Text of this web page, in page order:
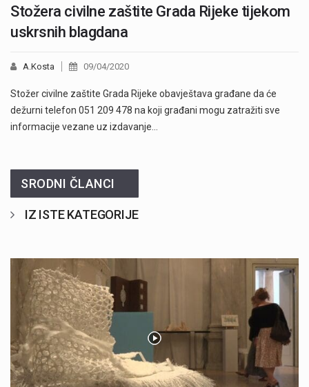
Stožera civilne zaštite Grada Rijeke tijekom
uskrsnih blagdana
A.Kosta 09/04/2020
Stožer civilne zaštite Grada Rijeke obavještava građane da će
dežurni telefon 051 209 478 na koji građani mogu zatražiti sve
informacije vezane uz izdavanje…
SRODNI ČLANCI
IZ ISTE KATEGORIJE